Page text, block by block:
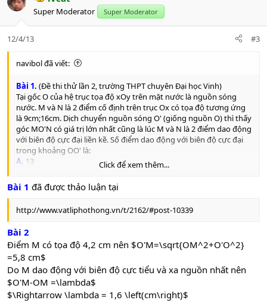
n
o
t
e o
Super Moderator Super Moderator
12/4/13 #3
navibol đã viết:
Bài 1. (Đề thi thử lần 2, trường THPT chuyên Đại học Vinh)
Tại gốc O của hệ trục tọa độ xOy trên mặt nước là nguồn sóng
nước. M và N là 2 điểm cố định trên trục Ox có tọa độ tương ứng
là 9cm;16cm. Dịch chuyển nguồn sóng O' (giống nguồn O) thì thấy
góc MO'N có giá trị lớn nhất cũng là lúc M và N là 2 điểm dao động
với biên độ cực đại liền kề. Số điểm dao động với biên độ cực đại
trong khoảng OO' là:
A. 13
C. 12
D. 11
Biết O và O' là 2 nguồn sóng nước có cùng biên độ, tần số, nhưng
nước và vuông góc với đoạn thẳng OO', thì điểm không dao động
trên trục Ox có tọa độ lớn nhất là 4,2cm. Số điểm dao động với
biên độ cực đại có trên trục Ox (không tính nguồn O) là
A.7
B.6
C.
D.5
Click để xem thêm...
Bài 1 đã được thảo luận tại
http://www.vatliphothong.vn/t/2162/#post-10339
Bài 2
Điểm M có tọa độ 4,2 cm nên $O'M=\sqrt{OM^2+O'O^2}
=5,8 cm$
Do M dao động với biên độ cực tiểu và xa nguồn nhất nên
$O'M-OM =\lambda$
$\Rightarrow \lambda = 1,6 \left(cm\right)$